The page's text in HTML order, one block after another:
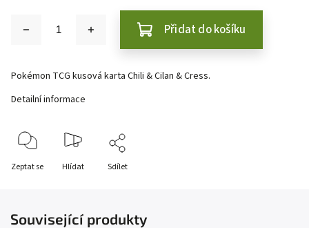
Přidat do košíku
Pokémon TCG kusová karta Chili & Cilan & Cress.
Detailní informace
Zeptat se Hlídat Sdílet
Související produkty